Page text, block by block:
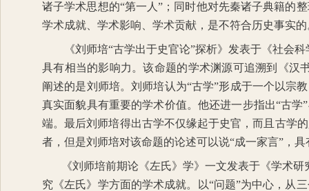
诸子学术思想的“第一人” ；同时他对先秦诸子典籍的
学术成就、学术影响、学术贡献，是不符合历史事实的
《刘师培“古学出于史官论”探析》发表于《社会
具有相当的影响力。该命题的学术渊源可追溯到《汉
阐述的是刘师培。刘师培认为“古学”形成于一个以宗
真实面貌具有重要的学术价值。他还进一步指出“古学”
端。最后刘师培得出古学不仅缘起于史官，而且古学
者，但是刘师培对该命题的论述可以说“成一家言” ，
《刘师培前期论《左氏》学》一文发表于《学术研
究《左氏》学方面的学术成就。以“问题”为中心，从